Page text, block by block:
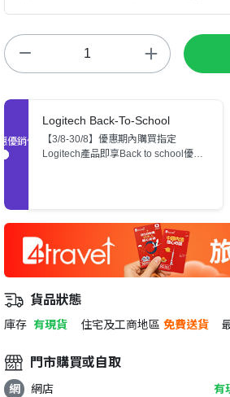
促銷優惠
Logitech Back-To-School
【3/8-30/8】優惠期內購買指定
Logitech產品即享Back to school優
貨品狀態
庫存 有現貨 住宅及工商地區 免費送貨
門市購買或自取
網 網店 有